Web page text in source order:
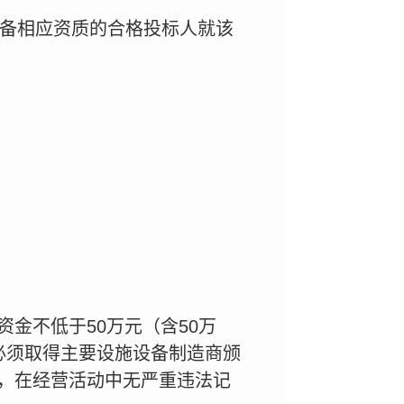
相应资质的合格投标人就该
金不低于50万元（含50万
取得主要设施设备制造商颁
在经营活动中无严重违法记